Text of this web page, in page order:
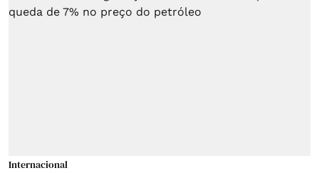
Internacional